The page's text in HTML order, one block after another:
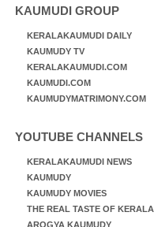
KAUMUDI GROUP
KERALAKAUMUDI DAILY
KAUMUDY TV
KERALAKAUMUDI.COM
KAUMUDI.COM
KAUMUDYMATRIMONY.COM
YOUTUBE CHANNELS
KERALAKAUMUDI NEWS
KAUMUDY
KAUMUDY MOVIES
THE REAL TASTE OF KERALA
AROGYA KAUMUDY